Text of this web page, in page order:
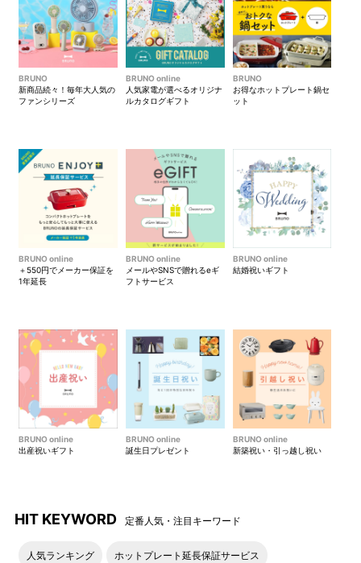
BRUNO
新商品続々！毎年大人気の
ファンシリーズ
BRUNO online
人気家電が選べるオリジナ
ルカタログギフト
BRUNO
お得なホットプレート鍋セ
ット
BRUNO online
＋550円でメーカー保証を
1年延長
BRUNO online
メールやSNSで贈れるeギ
フトサービス
BRUNO online
結婚祝いギフト
BRUNO online
出産祝いギフト
BRUNO online
誕生日プレゼント
BRUNO online
新築祝い・引っ越し祝い
HIT KEYWORD 定番人気・注目キーワード
人気ランキング ホットプレート延長保証サービス